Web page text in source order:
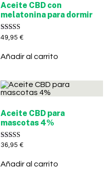
Aceite CBD con
melatonina para dormir
Valorado con
49,95 €
Añadir al carrito
Aceite CBD para
mascotas 4%
Valorado con
36,95 €
Añadir al carrito